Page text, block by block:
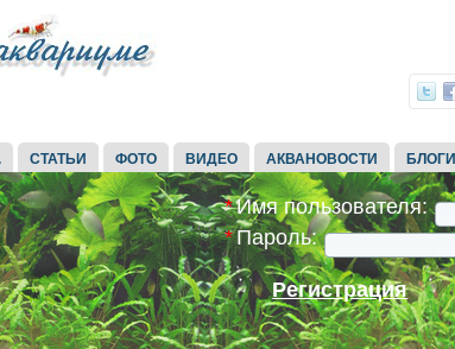
СТАТЬИ ФОТО ВИДЕО АКВАНОВОСТИ БЛОГИ
Имя пользователя:
*
Пароль:
*
Регистрация